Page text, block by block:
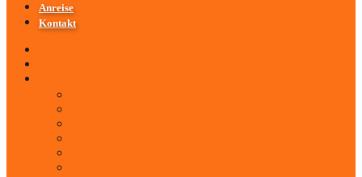
Anreise
Kontakt